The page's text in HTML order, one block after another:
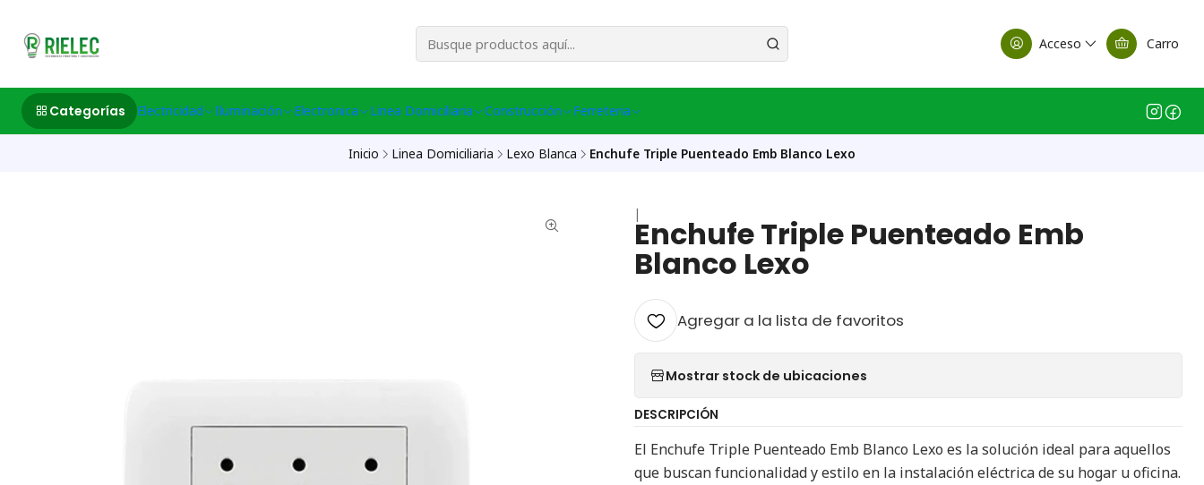
Acceso Carro
Categorías Electricidad Iluminación Electronica Linea Domiciliaria Construcción Ferreteria
Inicio Linea Domiciliaria Lexo Blanca Enchufe Triple Puenteado Emb Blanco Lexo
|
Enchufe Triple Puenteado Emb
Blanco Lexo
Agregar a la lista de favoritos
Mostrar stock de ubicaciones
DESCRIPCIÓN
El Enchufe Triple Puenteado Emb Blanco Lexo es la solución ideal para aquellos
que buscan funcionalidad y estilo en la instalación eléctrica de su hogar u oficina.